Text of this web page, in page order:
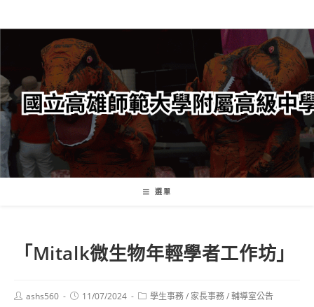
轉
要
內
容
選單
「Mitalk微生物年輕學者工作坊」
Postashs560
Post11/07/2024
Post學生事務/ 家長事務/輔導室公告